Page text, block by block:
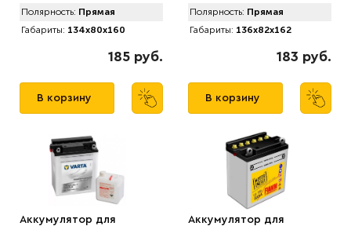
Полярность: Прямая
Габариты: 134x80x160
185 руб.
В корзину
Полярность: Прямая
Габариты: 136x82x162
183 руб.
В корзину
Аккумулятор для
Аккумулятор для